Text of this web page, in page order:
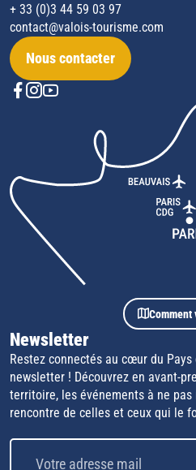
+ 33 (0)3 44 59 03 97
contact@valois-tourisme.com
Nous contacter
Comment
Newsletter
Restez connectés au cœur du
newsletter ! Découvrez en avant-
territoire, les événements à ne pas
rencontre de celles et ceux qui le